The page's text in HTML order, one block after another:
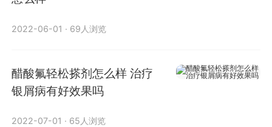
2022-06-01 · 69人浏览
醋酸氟轻松搽剂怎么样 治疗
银屑病有好效果吗
2022-07-01 · 65人浏览